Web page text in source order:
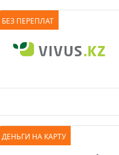
БЕЗ ПЕРЕПЛАТ
ДЕНЬГИ НА КАРТУ